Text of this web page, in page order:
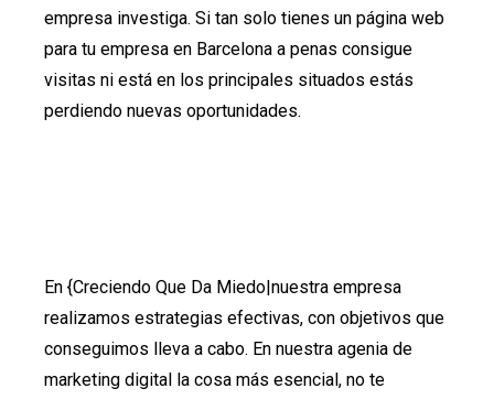
empresa investiga. Si tan solo tienes un página web
para tu empresa en Barcelona a penas consigue
visitas ni está en los principales situados estás
perdiendo nuevas oportunidades.
En {Creciendo Que Da Miedo|nuestra empresa
realizamos estrategias efectivas, con objetivos que
conseguimos lleva a cabo. En nuestra agenia de
marketing digital la cosa más esencial, no te